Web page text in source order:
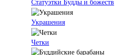
Статуэтки Будды и божеств
Украшения
Четки